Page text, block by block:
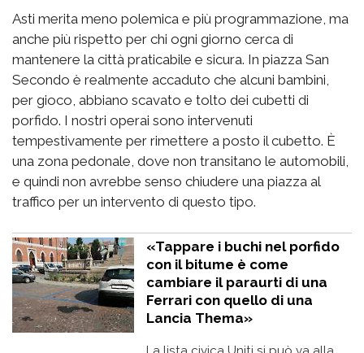
Asti merita meno polemica e più programmazione, ma
anche più rispetto per chi ogni giorno cerca di
mantenere la città praticabile e sicura. In piazza San
Secondo è realmente accaduto che alcuni bambini,
per gioco, abbiano scavato e tolto dei cubetti di
porfido. I nostri operai sono intervenuti
tempestivamente per rimettere a posto il cubetto. È
una zona pedonale, dove non transitano le automobili,
e quindi non avrebbe senso chiudere una piazza al
traffico per un intervento di questo tipo.
«Tappare i buchi nel porfido
con il bitume è come
cambiare il paraurti di una
Ferrari con quello di una
Lancia Thema»